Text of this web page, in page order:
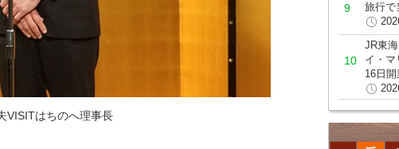
VISITはちのへ理事長
旅行で
JR東
イ・マ
16日開